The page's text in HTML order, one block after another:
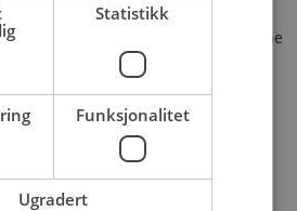
side exception has occurred (see the
for more information).
Statistikk
Funksjonalitet
Ugradert